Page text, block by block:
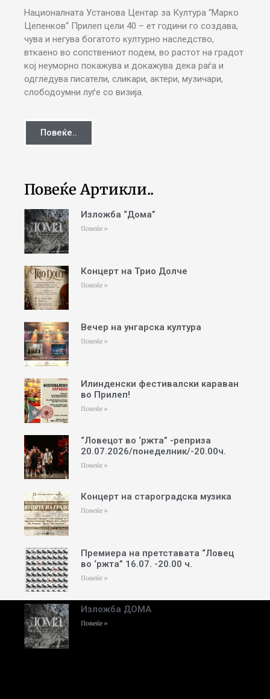
Националната Установа Центар за Култура “Марко
Цепенков“ Прилеп цели 40 – ет години го создава,
чува и негува богатото културно наследство,
вткаено во сопствениот подем, во растот на градот
кој неуморно покажува и докажува дека раѓа и
одгледува писатели, сликари, актери, музичари,
слободоумни луѓе со визија.
Повеќе..
Повеќе Артикли..
Изложба “Дома”
Повеќе »
Концерт на Трио Долче
Повеќе »
Вечер на унгарска култура
Повеќе »
Илинденски фестивалски караван
во Прилеп!
Повеќе »
“Ловецот во ‘ржта” -реприза
20.07.2026/понеделник/-20.00ч.
Повеќе »
Концерт на староградска музика
Повеќе »
Премиера на претставата “Ловец
во ‘ржта” 16.07. -20.00 ч.
Повеќе »
Изложба ДОМА
Повеќе »